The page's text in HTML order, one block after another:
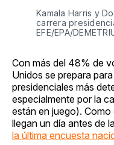
Kamala Harris y
carrera
EFE/EPA/
Con más del 48% de
Unidos se prepara
presidenciales más
especialmente por la
están en juego).
llegan un día antes de
la última encuesta